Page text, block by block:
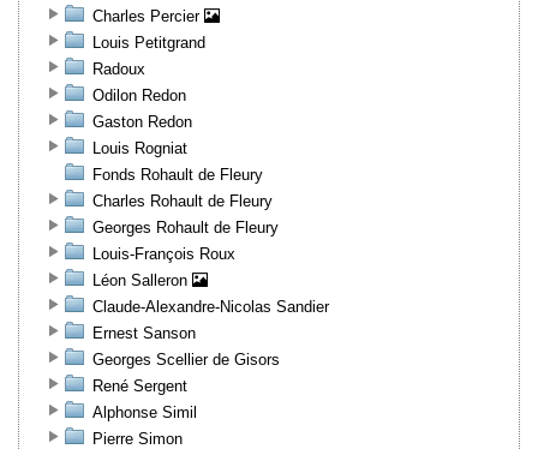
Charles Percier
Louis Petitgrand
Radoux
Odilon Redon
Gaston Redon
Louis Rogniat
Fonds Rohault de Fleury
Charles Rohault de Fleury
Georges Rohault de Fleury
Louis-François Roux
Léon Salleron
Claude-Alexandre-Nicolas Sandier
Ernest Sanson
Georges Scellier de Gisors
René Sergent
Alphonse Simil
Pierre Simon